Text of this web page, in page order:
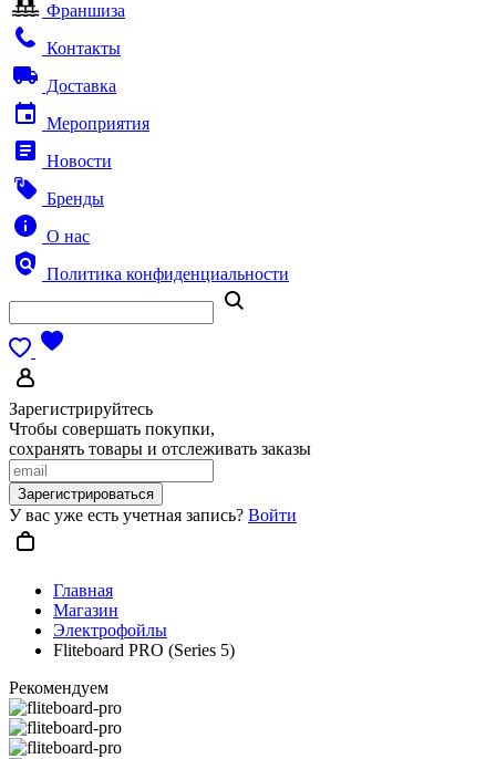
Франшиза
Контакты
Доставка
Мероприятия
Новости
Бренды
О нас
Политика конфиденциальности
Зарегистрируйтесь
Чтобы совершать покупки,
сохранять товары и отслеживать заказы
Зарегистрироваться
У вас уже есть учетная запись? Войти
Главная
Магазин
Электрофойлы
Fliteboard PRO (Series 5)
Рекомендуем